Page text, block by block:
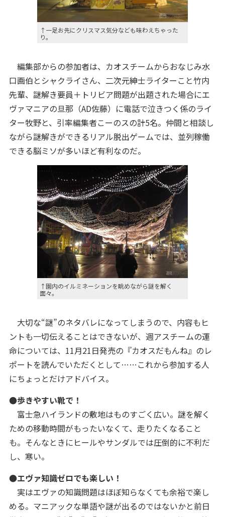
↑一足お先にクリスマス気分なども味わえちゃった
り。
編集部からの参加者は、カオスチームからおなじみ水
口画伯とシャクライさん、二次元紳士ライターこと竹内
先輩、謎解き要員＋トリビア問題が出題された場合にエ
ヴァマニアの旦那（AD佐藤）に電話で泣きつく係のライ
ター牧野と、引率編集者こーのスの計5名。仲間と相談し
ながら謎解きができるリアル脱出ゲームでは、並列稼働
できる脳ミソが多いほど有利なのだ。
↑園内のイルミネーションを眺めながら謎を解く
面々。
大切な“謎”のネタバレになってしまうので、内容もヒ
ントも一切伝えることはできないが、週アスチームの運
命については、11月21日発売の『カオスだもんね』のレ
ポートを読んでいただくとして……これから参加する人
にちょっとだけアドバイス。
●歩きやすい靴で！
富士急ハイランドの敷地はものすごく広い。謎を解く
ための移動時間がもったいなくて、走りたくなること
も。そんなときにヒールやサンダルでは圧倒的に不利だ
し、寒い。
●エヴァ知識ゼロでも楽しい！
実はエヴァの知識問題はほぼ知らなくても余裕で楽し
める。マニアックな単語や謎が出るのではないかと前日